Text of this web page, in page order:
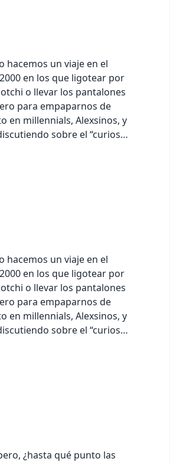
dracula
cmyk
night
coffee
al bote que sortearemos
hacemos un viaje en el
en los que ligotear por
o llevar los pantalones
para empaparnos de
en millennials, Alexsinos, y
sobre el “curioso”
team Amaia o team
nuestra sección
descubriremos el nuevo
sumaremos 100€ cada
a través de nuestras
hacemos un viaje en el
en los que ligotear por
o llevar los pantalones
para empaparnos de
en millennials, Alexsinos, y
sobre el “curioso”
team Amaia o team
nuestra sección
descubriremos el nuevo
sumaremos 100€ cada
a través de nuestras
¿hasta qué punto las